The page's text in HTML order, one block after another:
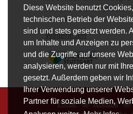
Diese Website benutzt
technischen Betrieb der
sind und stets gesetzt werden.
um Inhalte und Anzeigen zu
und die Zugriffe auf unsere
analysieren, werden nur mit
gesetzt. Außerdem geben wir
Ihrer Verwendung unserer
Partner für soziale Medien,
Wurzeln reichen jedoch
zurück.
Weiterlesen
Presse
Kontakt